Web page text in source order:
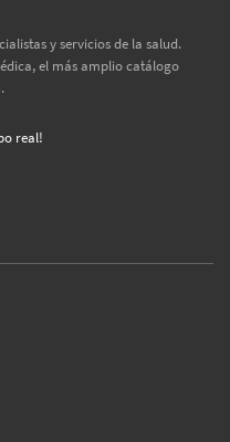
y servicios de la salud.
el más amplio catálogo
real!